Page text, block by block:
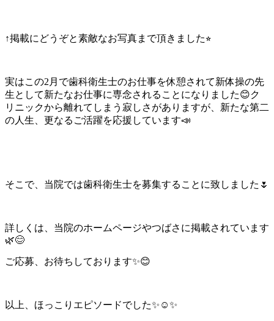
↑掲載にどうぞと素敵なお写真まで頂きました⭐︎
実はこの2月で歯科衛生士のお仕事を休憩されて新体操の先
生として新たなお仕事に専念されることになりました😊ク
リニックから離れてしまう寂しさがありますが、新たな第二
の人生、更なるご活躍を応援しています📣
そこで、当院では歯科衛生士を募集することに致しました🌷
詳しくは、当院のホームページやつばさに掲載されています
🌿😊
ご応募、お待ちしております✨😊
以上、ほっこりエピソードでした✨☺️✨